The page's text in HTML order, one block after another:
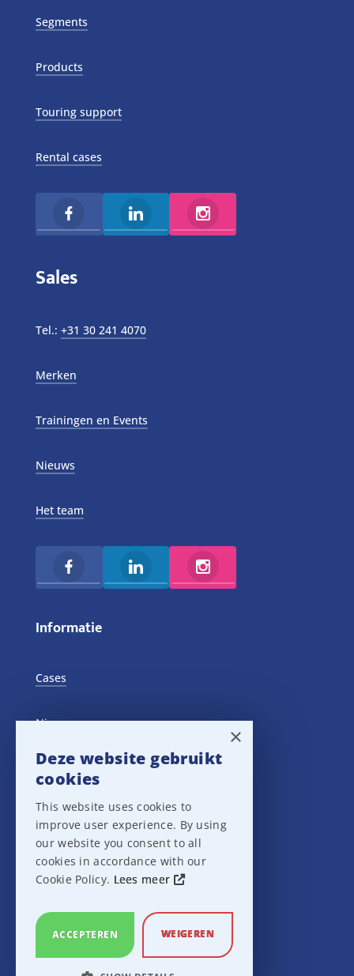
Segments
Products
Touring support
Rental cases
Sales
Tel.: +31 30 241 4070
Merken
Trainingen en Events
Nieuws
Het team
Informatie
Cases
Nieuws
Training Events
Privacy verklaring
Disclaimer
×
Deze website gebruikt
cookies
This website uses cookies to
improve user experience. By using
our website you consent to all
cookies in accordance with our
Cookie Policy. Lees meer
ACCEPTEREN WEIGEREN